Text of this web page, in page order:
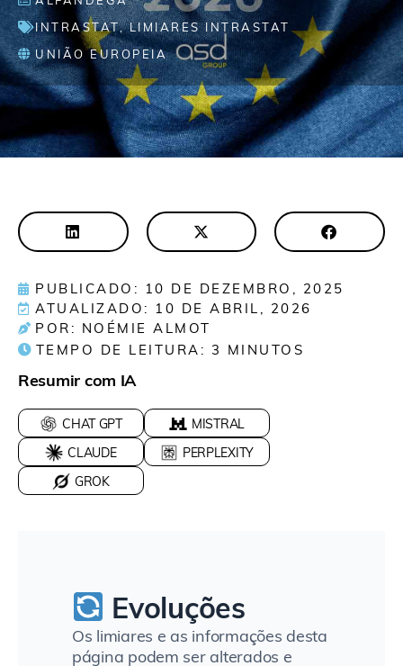
INTRASTAT,LIMIARES INTRASTAT
UNIÃO EUROPEIA
PUBLICADO: 10 DE DEZEMBRO, 2025
ATUALIZADO: 10 DE ABRIL, 2026
POR: NOÉMIE ALMOT
TEMPO DE LEITURA: 3 MINUTOS
Resumir com IA
CHAT GPT
MISTRAL
CLAUDE
PERPLEXITY
GROK
Evoluções
Os limiares e as informações desta
página podem ser alterados e